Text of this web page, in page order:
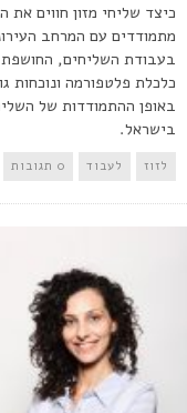
כיצד שליחי מזון חווים
מתמודדים עם המרחב
בעבודת השליחים, החושפת
כלכלת פלטפורמה
באופן ההתמודדות של
בישראל.
לזוז לעבוד 0 תגובות